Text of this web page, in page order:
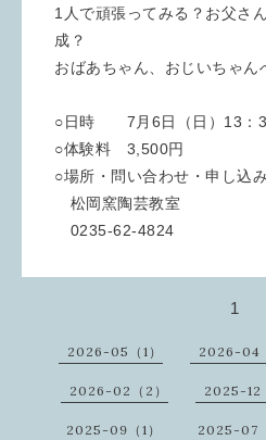
1人で頑張ってみる？お父さ
成？
おばあちゃん、おじいちゃん
○日時 7月6日（日）13：
○体験料 3,500円
○場所・問い合わせ・申し込み
松岡窯陶芸教室
0235-62-4824
1
2026-05（1） 2026-04
2026-02（2） 2025-12
2025-09（1） 2025-07